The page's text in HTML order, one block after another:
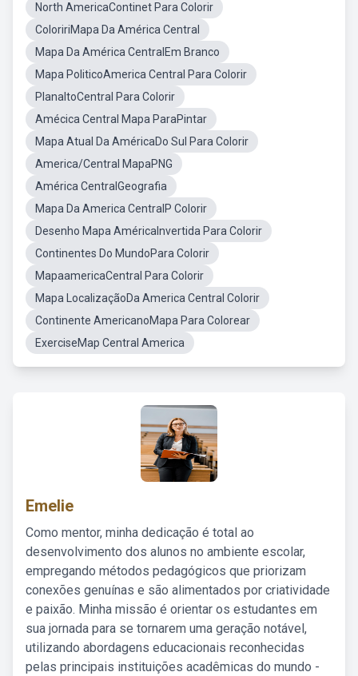
North AmericaContinet Para Colorir
ColoririMapa Da América Central
Mapa Da América CentralEm Branco
Mapa PoliticoAmerica Central Para Colorir
PlanaltoCentral Para Colorir
Amécica Central Mapa ParaPintar
Mapa Atual Da AméricaDo Sul Para Colorir
America/Central MapaPNG
América CentralGeografia
Mapa Da America CentralP Colorir
Desenho Mapa AméricaInvertida Para Colorir
Continentes Do MundoPara Colorir
MapaamericaCentral Para Colorir
Mapa LocalizaçãoDa America Central Colorir
Continente AmericanoMapa Para Colorear
ExerciseMap Central America
Emelie
Como mentor, minha dedicação é total ao
desenvolvimento dos alunos no ambiente escolar,
empregando métodos pedagógicos que priorizam
conexões genuínas e são alimentados por criatividade
e paixão. Minha missão é orientar os estudantes em
sua jornada para se tornarem uma geração notável,
utilizando abordagens educacionais reconhecidas
pelas principais instituições acadêmicas do mundo -